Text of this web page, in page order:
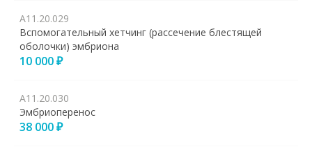
А11.20.029
Вспомогательный хетчинг (рассечение блестящей
оболочки) эмбриона
10 000 ₽
А11.20.030
Эмбриоперенос
38 000 ₽